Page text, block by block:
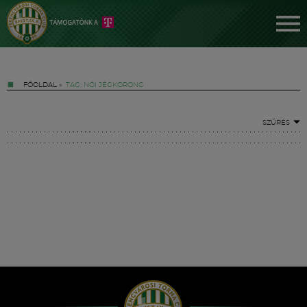
FŐOLDAL » TAG: NŐI JÉGKORONG
SZŰRÉS
Hírek